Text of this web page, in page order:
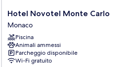
Hotel
Novotel
Monte
Carlo
Monaco
Hotel Novotel Monte Carlo
Monaco
Piscina
Animali ammessi
Parcheggio disponibile
Wi-Fi gratuito